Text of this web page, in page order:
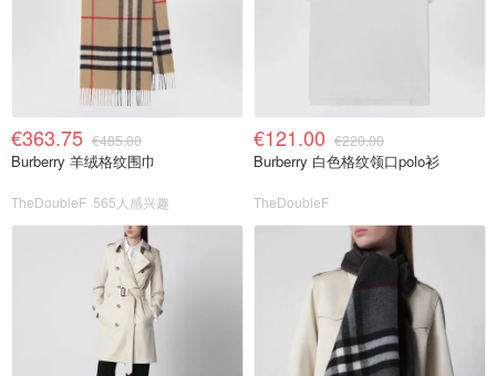
€363.75 €485.00
Burberry 羊绒格纹围巾
TheDoubleF 565人感兴趣
€121.00 €220.00
Burberry 白色格纹领口polo衫
TheDoubleF